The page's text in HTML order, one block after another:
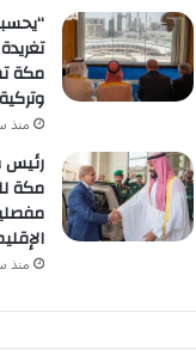
مكة
منذ
رئيس
مكة
منذ